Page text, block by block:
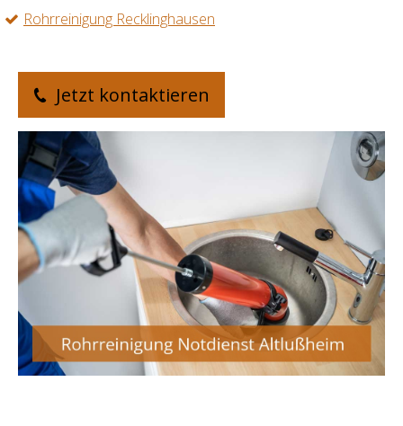
Rohrreinigung Recklinghausen
Jetzt kontaktieren